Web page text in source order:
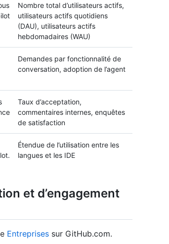
Nombre total d’utilisateurs actifs,
utilisateurs actifs quotidiens
(DAU), utilisateurs actifs
hebdomadaires (WAU)
Demandes par fonctionnalité de
conversation, adoption de l’agent
Taux d’acceptation,
commentaires internes, enquêtes
de satisfaction
Étendue de l’utilisation entre les
langues et les IDE
et d’engagement
Entreprises sur GitHub.com.